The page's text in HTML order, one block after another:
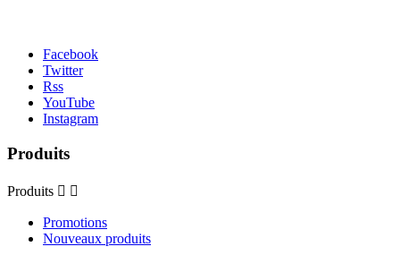
Facebook
Twitter
Rss
YouTube
Instagram
Produits
Produits  
Promotions
Nouveaux produits